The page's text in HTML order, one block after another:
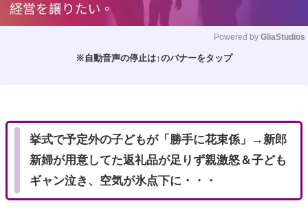
Powered by GliaStudios
※自動音声の停止は↑のバナーをタップ
挙式で予定外の子どもが「勝手に花束係」→新郎
新婦が用意してた返礼品が足りず親激怒＆子ども
ギャン泣き、空気が氷点下に・・・